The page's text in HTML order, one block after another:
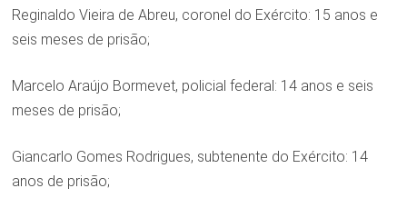
Reginaldo Vieira de Abreu, coronel do Exército: 15 anos e
seis meses de prisão;
Marcelo Araújo Bormevet, policial federal: 14 anos e seis
meses de prisão;
Giancarlo Gomes Rodrigues, subtenente do Exército: 14
anos de prisão;